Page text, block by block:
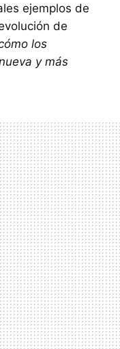
ejemplos de
de
los
y más